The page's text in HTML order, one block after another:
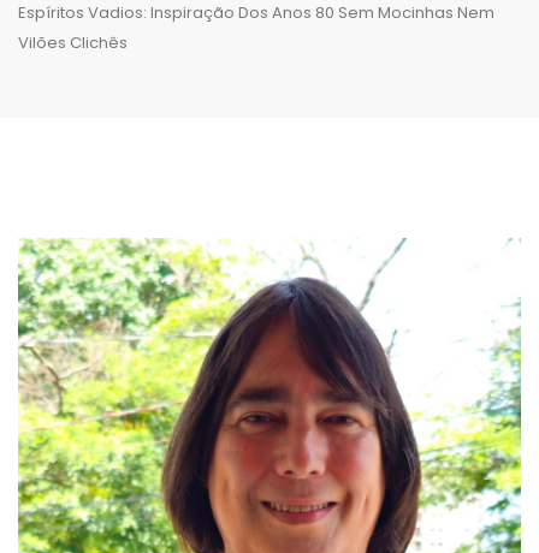
Espíritos Vadios: Inspiração Dos Anos 80 Sem Mocinhas Nem
Vilões Clichês